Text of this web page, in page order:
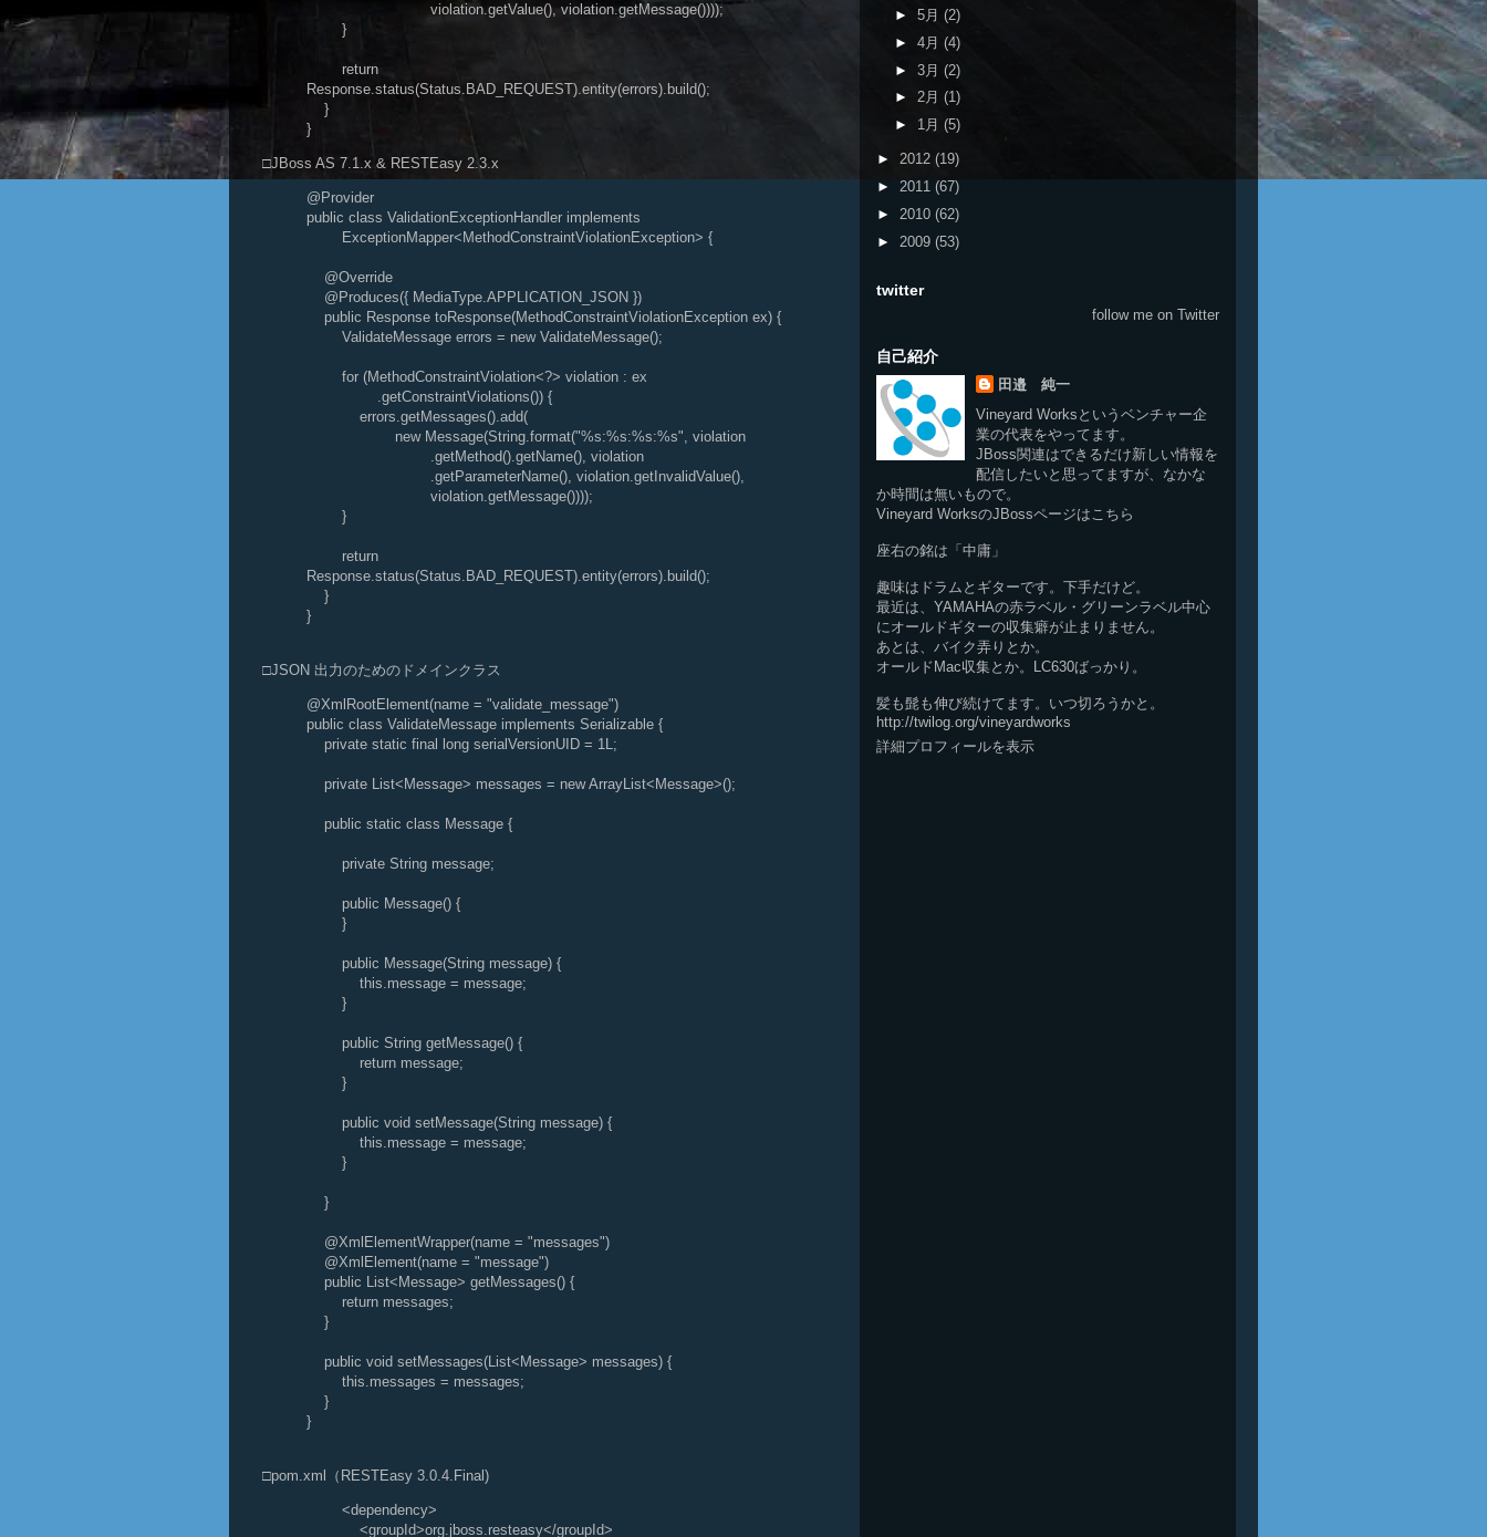
violation.getValue(), violation.getMessage())));
}
return
Response.status(Status.BAD_REQUEST).entity(errors).build();
}
}
□JBoss AS 7.1.x & RESTEasy 2.3.x
@Provider
public class ValidationExceptionHandler implements
ExceptionMapper<MethodConstraintViolationException> {
@Override
@Produces({ MediaType.APPLICATION_JSON })
public Response toResponse(MethodConstraintViolationException ex) {
ValidateMessage errors = new ValidateMessage();
for (MethodConstraintViolation<?> violation : ex
.getConstraintViolations()) {
errors.getMessages().add(
new Message(String.format("%s:%s:%s:%s", violation
.getMethod().getName(), violation
.getParameterName(), violation.getInvalidValue(),
violation.getMessage())));
}
return
Response.status(Status.BAD_REQUEST).entity(errors).build();
}
}
□JSON 出力のためのドメインクラス
@XmlRootElement(name = "validate_message")
public class ValidateMessage implements Serializable {
private static final long serialVersionUID = 1L;
private List<Message> messages = new ArrayList<Message>();
public static class Message {
private String message;
public Message() {
}
public Message(String message) {
this.message = message;
}
public String getMessage() {
return message;
}
public void setMessage(String message) {
this.message = message;
}
}
@XmlElementWrapper(name = "messages")
@XmlElement(name = "message")
public List<Message> getMessages() {
return messages;
}
public void setMessages(List<Message> messages) {
this.messages = messages;
}
}
□pom.xml（RESTEasy 3.0.4.Final)
<dependency>
<groupId>org.jboss.resteasy</groupId>
► 5月 (2)
► 4月 (4)
► 3月 (2)
► 2月 (1)
► 1月 (5)
► 2012 (19)
► 2011 (67)
► 2010 (62)
► 2009 (53)
twitter
follow me on Twitter
自己紹介
田邉 純一
Vineyard Works というベンチャー企
業の代表をやってます。
JBoss関連はできるだけ新しい情報を
配信したいと思ってますが、なかな
か時間は無いもので。
Vineyard WorksのJBossページは こちら
座右の銘は「中庸」
趣味はドラムとギターです。下手だけど。
最近は、YAMAHAの赤ラベル・グリーンラベル中心
にオールドギターの収集癖が止まりません。
あとは、バイク弄りとか。
オールドMac収集とか。LC630ばっかり。
髪も髭も伸び続けてます。いつ切ろうかと。
http://twilog.org/vineyardworks
詳細プロフィールを表示